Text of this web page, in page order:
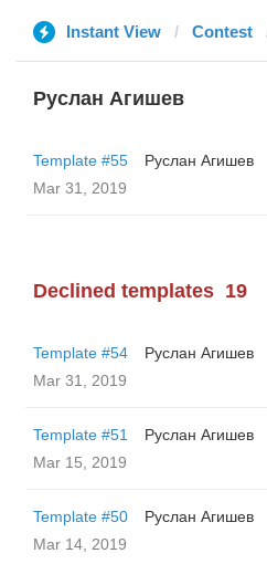
Instant View Contest
Руслан Агишев
Template #55
Руслан Агишев
Mar 31, 2019
Declined templates 19
Template #54
Руслан Агишев
Mar 31, 2019
Template #51
Руслан Агишев
Mar 15, 2019
Template #50
Руслан Агишев
Mar 14, 2019